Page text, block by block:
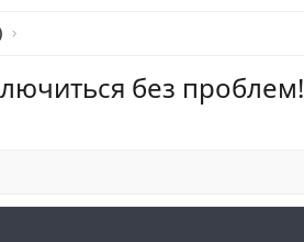
без проблем!